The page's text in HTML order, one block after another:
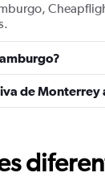
de Monterrey